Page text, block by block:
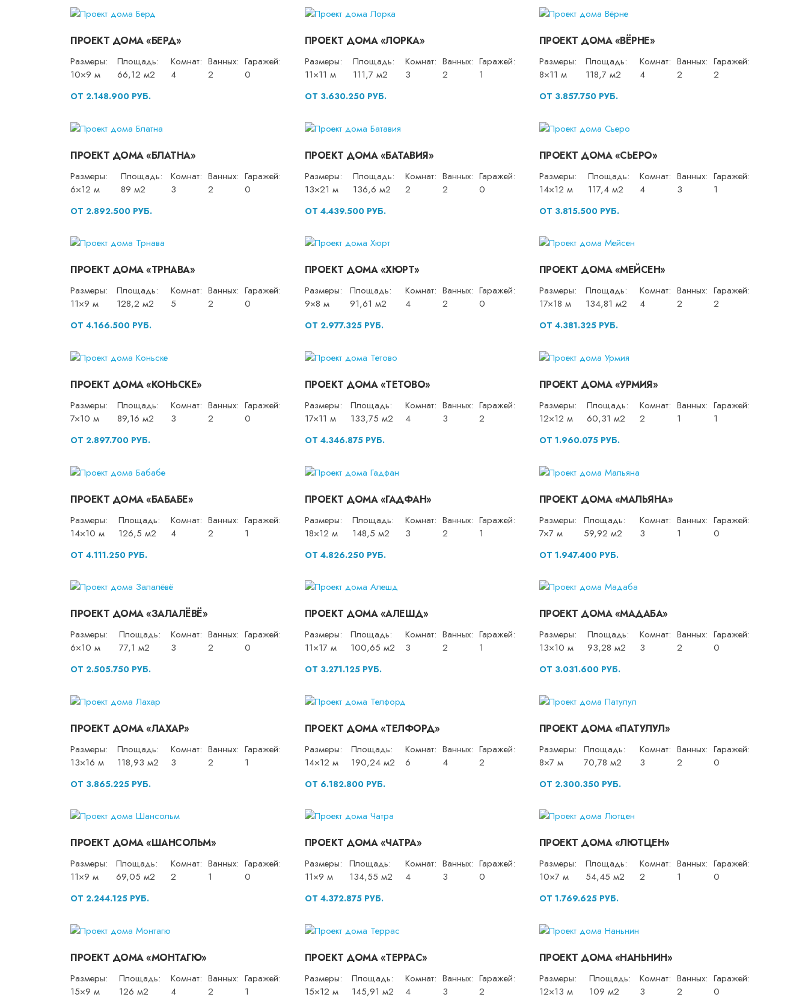
ПРОЕКТ ДОМА «БЕРД»
Размеры:
10×9 м
Площадь:
66,12 м2
Комнат:
4
Ванных:
2
Гаражей:
0
ОТ 2.148.900 РУБ.
ПРОЕКТ ДОМА «ЛОРКА»
Размеры:
11×11 м
Площадь:
111,7 м2
Комнат:
3
Ванных:
2
Гаражей:
1
ОТ 3.630.250 РУБ.
ПРОЕКТ ДОМА «ВЁРНЕ»
Размеры:
8×11 м
Площадь:
118,7 м2
Комнат:
4
Ванных:
2
Гаражей:
2
ОТ 3.857.750 РУБ.
ПРОЕКТ ДОМА «БЛАТНА»
Размеры:
6×12 м
Площадь:
89 м2
Комнат:
3
Ванных:
2
Гаражей:
0
ОТ 2.892.500 РУБ.
ПРОЕКТ ДОМА «БАТАВИЯ»
Размеры:
13×21 м
Площадь:
136,6 м2
Комнат:
2
Ванных:
2
Гаражей:
0
ОТ 4.439.500 РУБ.
ПРОЕКТ ДОМА «СЬЕРО»
Размеры:
14×12 м
Площадь:
117,4 м2
Комнат:
4
Ванных:
3
Гаражей:
1
ОТ 3.815.500 РУБ.
ПРОЕКТ ДОМА «ТРНАВА»
Размеры:
11×9 м
Площадь:
128,2 м2
Комнат:
5
Ванных:
2
Гаражей:
0
ОТ 4.166.500 РУБ.
ПРОЕКТ ДОМА «ХЮРТ»
Размеры:
9×8 м
Площадь:
91,61 м2
Комнат:
4
Ванных:
2
Гаражей:
0
ОТ 2.977.325 РУБ.
ПРОЕКТ ДОМА «МЕЙСЕН»
Размеры:
17×18 м
Площадь:
134,81 м2
Комнат:
4
Ванных:
2
Гаражей:
2
ОТ 4.381.325 РУБ.
ПРОЕКТ ДОМА «КОНЬСКЕ»
Размеры:
7×10 м
Площадь:
89,16 м2
Комнат:
3
Ванных:
2
Гаражей:
0
ОТ 2.897.700 РУБ.
ПРОЕКТ ДОМА «ТЕТОВО»
Размеры:
17×11 м
Площадь:
133,75 м2
Комнат:
4
Ванных:
3
Гаражей:
2
ОТ 4.346.875 РУБ.
ПРОЕКТ ДОМА «УРМИЯ»
Размеры:
12×12 м
Площадь:
60,31 м2
Комнат:
2
Ванных:
1
Гаражей:
1
ОТ 1.960.075 РУБ.
ПРОЕКТ ДОМА «БАБАБЕ»
Размеры:
14×10 м
Площадь:
126,5 м2
Комнат:
4
Ванных:
2
Гаражей:
1
ОТ 4.111.250 РУБ.
ПРОЕКТ ДОМА «ГАДФАН»
Размеры:
18×12 м
Площадь:
148,5 м2
Комнат:
3
Ванных:
2
Гаражей:
1
ОТ 4.826.250 РУБ.
ПРОЕКТ ДОМА «МАЛЬЯНА»
Размеры:
7×7 м
Площадь:
59,92 м2
Комнат:
3
Ванных:
1
Гаражей:
0
ОТ 1.947.400 РУБ.
ПРОЕКТ ДОМА «ЗАЛАЛЁВЁ»
Размеры:
6×10 м
Площадь:
77,1 м2
Комнат:
3
Ванных:
2
Гаражей:
0
ОТ 2.505.750 РУБ.
ПРОЕКТ ДОМА «АЛЕШД»
Размеры:
11×17 м
Площадь:
100,65 м2
Комнат:
3
Ванных:
2
Гаражей:
1
ОТ 3.271.125 РУБ.
ПРОЕКТ ДОМА «МАДАБА»
Размеры:
13×10 м
Площадь:
93,28 м2
Комнат:
3
Ванных:
2
Гаражей:
0
ОТ 3.031.600 РУБ.
ПРОЕКТ ДОМА «ЛАХАР»
Размеры:
13×16 м
Площадь:
118,93 м2
Комнат:
3
Ванных:
2
Гаражей:
1
ОТ 3.865.225 РУБ.
ПРОЕКТ ДОМА «ТЕЛФОРД»
Размеры:
14×12 м
Площадь:
190,24 м2
Комнат:
6
Ванных:
4
Гаражей:
2
ОТ 6.182.800 РУБ.
ПРОЕКТ ДОМА «ПАТУЛУЛ»
Размеры:
8×7 м
Площадь:
70,78 м2
Комнат:
3
Ванных:
2
Гаражей:
0
ОТ 2.300.350 РУБ.
ПРОЕКТ ДОМА «ШАНСОЛЬМ»
Размеры:
11×9 м
Площадь:
69,05 м2
Комнат:
2
Ванных:
1
Гаражей:
0
ОТ 2.244.125 РУБ.
ПРОЕКТ ДОМА «ЧАТРА»
Размеры:
11×9 м
Площадь:
134,55 м2
Комнат:
4
Ванных:
3
Гаражей:
0
ОТ 4.372.875 РУБ.
ПРОЕКТ ДОМА «ЛЮТЦЕН»
Размеры:
10×7 м
Площадь:
54,45 м2
Комнат:
2
Ванных:
1
Гаражей:
0
ОТ 1.769.625 РУБ.
ПРОЕКТ ДОМА «МОНТАГЮ»
Размеры:
15×9 м
Площадь:
126 м2
Комнат:
4
Ванных:
2
Гаражей:
1
ПРОЕКТ ДОМА «ТЕРРАС»
Размеры:
15×12 м
Площадь:
145,91 м2
Комнат:
4
Ванных:
3
Гаражей:
2
ПРОЕКТ ДОМА «НАНЬНИН»
Размеры:
12×13 м
Площадь:
109 м2
Комнат:
3
Ванных:
2
Гаражей:
0